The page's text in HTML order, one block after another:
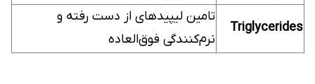
Triglycerides
تامین لیپیدهای از دست رفته و
نرم‌کنندگی فوق‌العاده